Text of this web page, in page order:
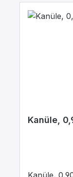
Kanüle,
Kanüle,